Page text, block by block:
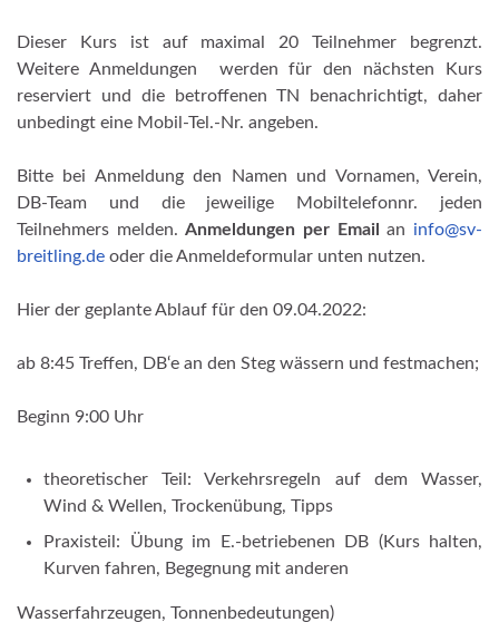
Dieser Kurs ist auf maximal 20 Teilnehmer begrenzt.
Weitere Anmeldungen werden für den nächsten Kurs
reserviert und die betroffenen TN benachrichtigt, daher
unbedingt eine Mobil-Tel.-Nr. angeben.
Bitte bei Anmeldung den Namen und Vornamen, Verein,
DB-Team und die jeweilige Mobiltelefonnr. jeden
Teilnehmers melden.Anmeldungen per Email an info@sv-
breitling.de oder die Anmeldeformular unten nutzen.
Hier der geplante Ablauf für den 09.04.2022:
ab 8:45 Treffen, DB‘e an den Steg wässern und festmachen;
Beginn 9:00 Uhr
theoretischer Teil: Verkehrsregeln auf dem Wasser,
Wind & Wellen, Trockenübung, Tipps
Praxisteil: Übung im E.-betriebenen DB (Kurs halten,
Kurven fahren, Begegnung mit anderen
Wasserfahrzeugen, Tonnenbedeutungen)